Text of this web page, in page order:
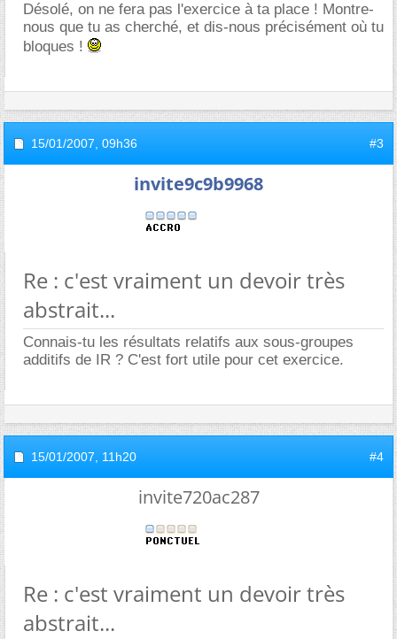
Désolé, on ne fera pas l'exercice à ta place ! Montre-
nous que tu as cherché, et dis-nous précisément où tu
bloques !
15/01/2007, 09h36 #3
invite9c9b9968
Re : c'est vraiment un devoir très
abstrait...
Connais-tu les résultats relatifs aux sous-groupes
additifs de IR ? C'est fort utile pour cet exercice.
15/01/2007, 11h20 #4
invite720ac287
Re : c'est vraiment un devoir très
abstrait...